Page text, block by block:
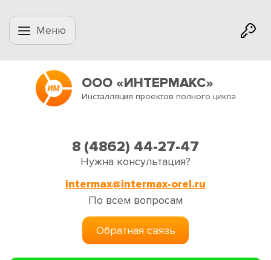
Меню
ООО «ИНТЕРМАКС»
Инсталляция проектов полного цикла
8 (4862) 44-27-47
Нужна консультация?
intermax@intermax-orel.ru
По всем вопросам
Обратная связь